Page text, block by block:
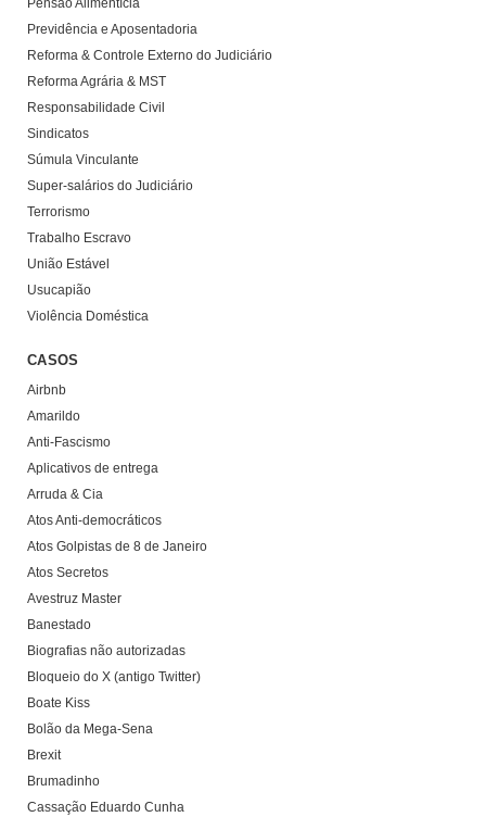
Pensão Alimentícia
Previdência e Aposentadoria
Reforma & Controle Externo do Judiciário
Reforma Agrária & MST
Responsabilidade Civil
Sindicatos
Súmula Vinculante
Super-salários do Judiciário
Terrorismo
Trabalho Escravo
União Estável
Usucapião
Violência Doméstica
CASOS
Airbnb
Amarildo
Anti-Fascismo
Aplicativos de entrega
Arruda & Cia
Atos Anti-democráticos
Atos Golpistas de 8 de Janeiro
Atos Secretos
Avestruz Master
Banestado
Biografias não autorizadas
Bloqueio do X (antigo Twitter)
Boate Kiss
Bolão da Mega-Sena
Brexit
Brumadinho
Cassação Eduardo Cunha